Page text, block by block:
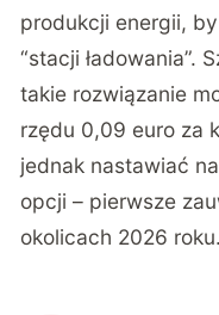
produkcji energii,
“stacji ładowania”.
takie rozwiązanie
rzędu 0,09 euro za
jednak nastawiać
opcji – pierwsze
okolicach 2026 roku.